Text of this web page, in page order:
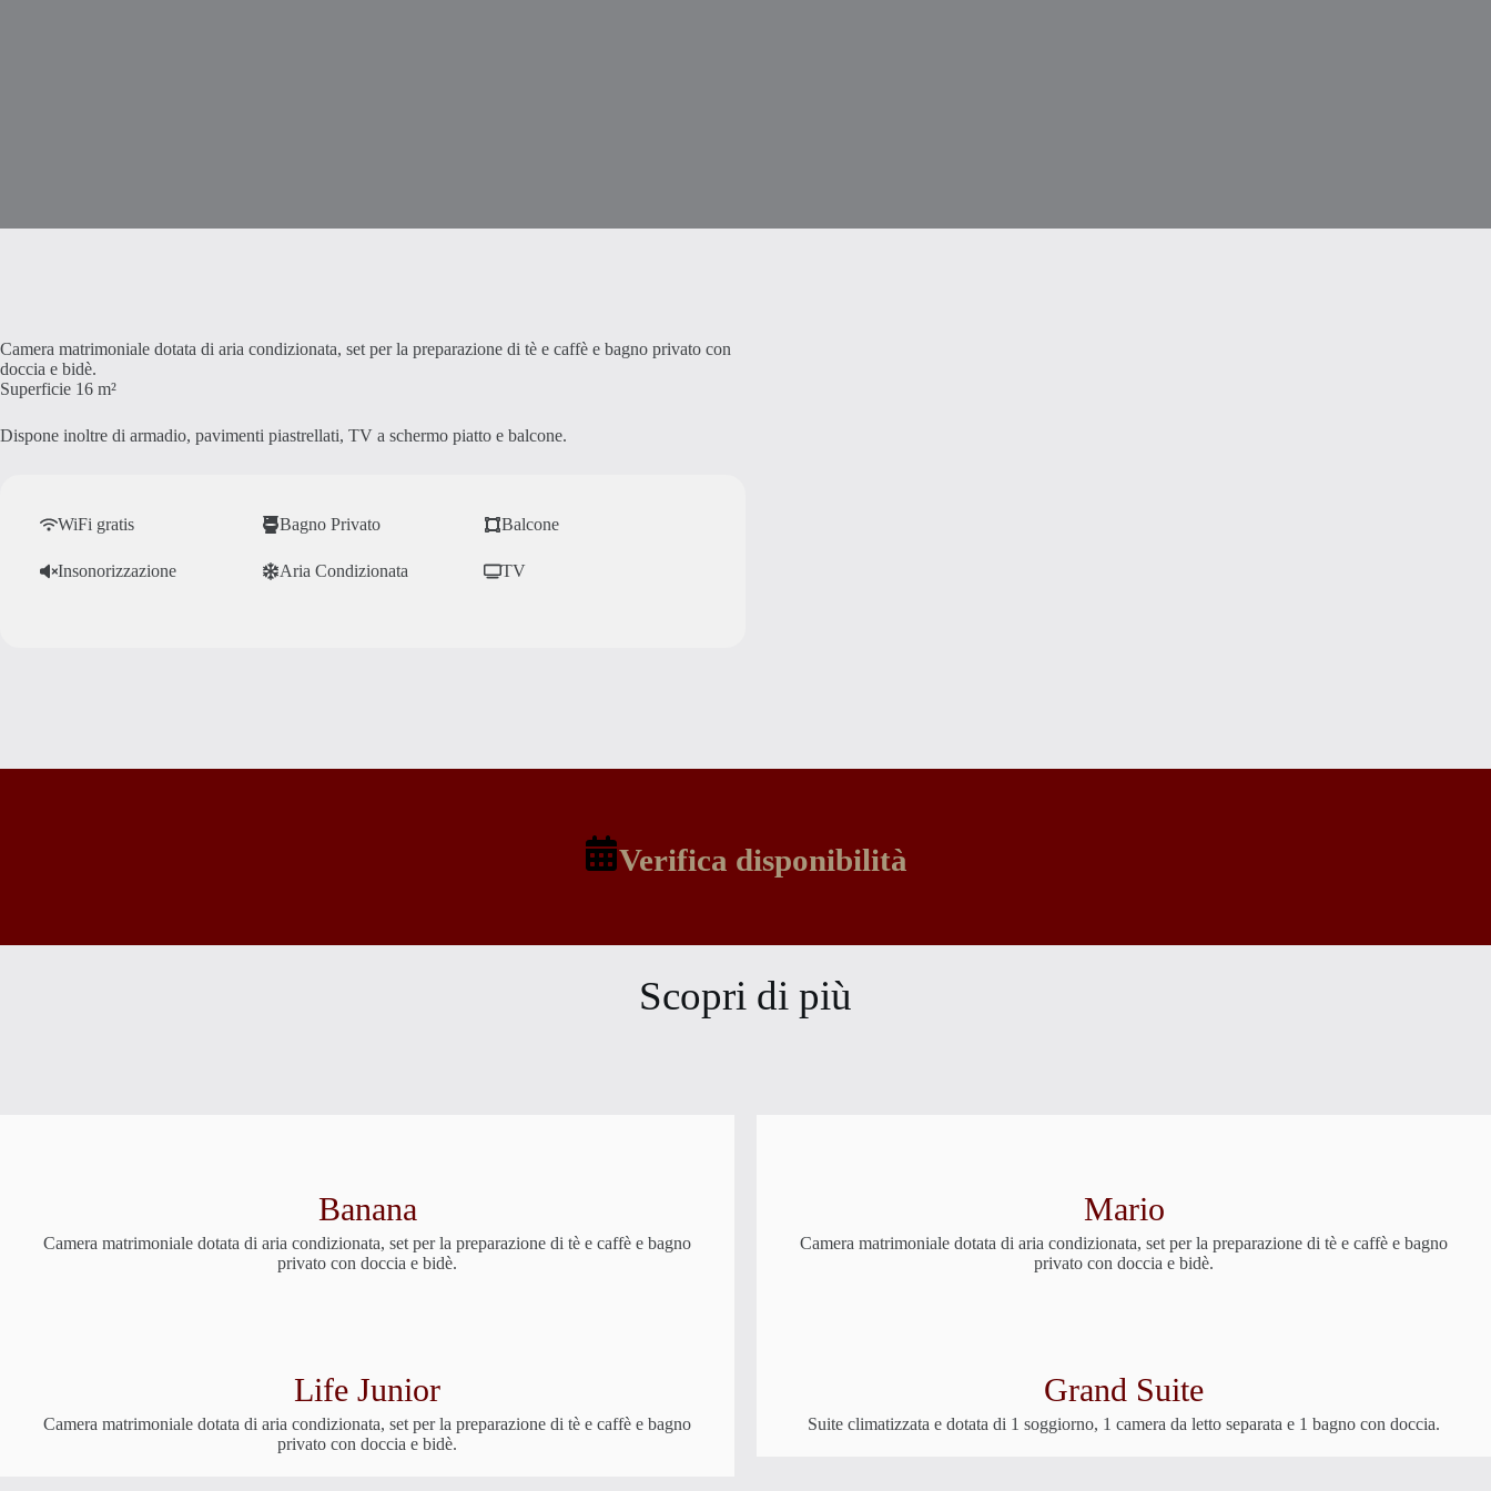
Camera matrimoniale dotata di aria condizionata, set per la preparazione di tè e caffè e bagno privato con
doccia e bidè.
Superficie 16 m²
Dispone inoltre di armadio, pavimenti piastrellati, TV a schermo piatto e balcone.
WiFi gratis
Insonorizzazione
Bagno Privato
Aria Condizionata
Balcone
TV
Verifica disponibilità
Scopri di più
Banana
Camera matrimoniale dotata di aria condizionata, set per la preparazione di tè e caffè e bagno
privato con doccia e bidè.
Mario
Camera matrimoniale dotata di aria condizionata, set per la preparazione di tè e caffè e bagno
privato con doccia e bidè.
Life Junior
Camera matrimoniale dotata di aria condizionata, set per la preparazione di tè e caffè e bagno
privato con doccia e bidè.
Grand Suite
Suite climatizzata e dotata di 1 soggiorno, 1 camera da letto separata e 1 bagno con doccia.